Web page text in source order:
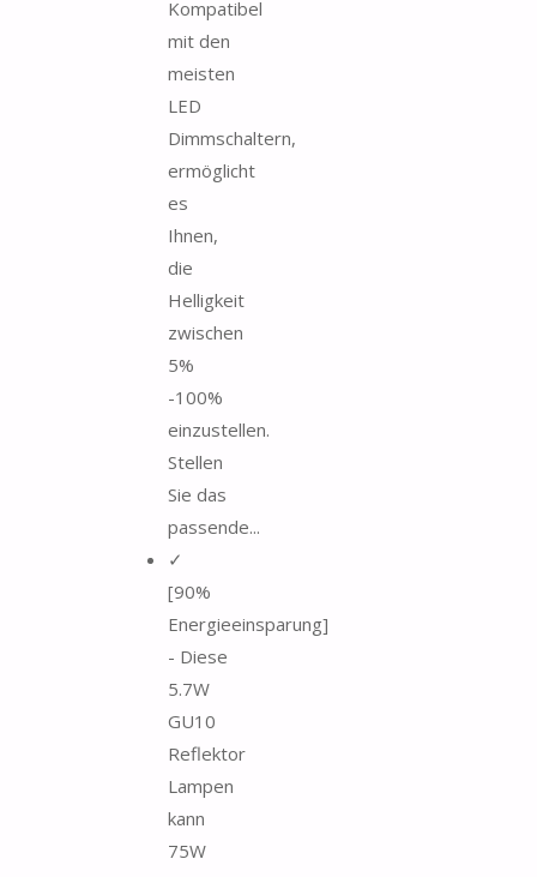
Kompatibel
mit den
meisten
LED
Dimmschaltern,
ermöglicht
es
Ihnen,
die
Helligkeit
zwischen
5%
-100%
einzustellen.
Stellen
Sie das
passende...
✓
[90%
Energieeinsparung]
- Diese
5.7W
GU10
Reflektor
Lampen
kann
75W